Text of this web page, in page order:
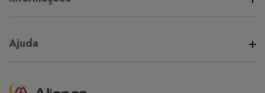
Termos de Uso
Ajuda
Minha Conta